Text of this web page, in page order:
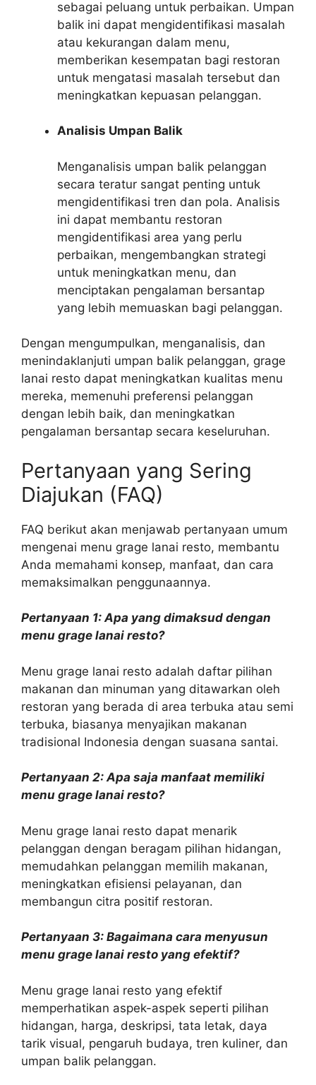
sebagai peluang untuk perbaikan. Umpan
balik ini dapat mengidentifikasi masalah
atau kekurangan dalam menu,
memberikan kesempatan bagi restoran
untuk mengatasi masalah tersebut dan
meningkatkan kepuasan pelanggan.
Analisis Umpan Balik
Menganalisis umpan balik pelanggan
secara teratur sangat penting untuk
mengidentifikasi tren dan pola. Analisis
ini dapat membantu restoran
mengidentifikasi area yang perlu
perbaikan, mengembangkan strategi
untuk meningkatkan menu, dan
menciptakan pengalaman bersantap
yang lebih memuaskan bagi pelanggan.
Dengan mengumpulkan, menganalisis, dan
menindaklanjuti umpan balik pelanggan, grage
lanai resto dapat meningkatkan kualitas menu
mereka, memenuhi preferensi pelanggan
dengan lebih baik, dan meningkatkan
pengalaman bersantap secara keseluruhan.
Pertanyaan yang Sering
Diajukan (FAQ)
FAQ berikut akan menjawab pertanyaan umum
mengenai menu grage lanai resto, membantu
Anda memahami konsep, manfaat, dan cara
memaksimalkan penggunaannya.
Pertanyaan 1: Apa yang dimaksud dengan
menu grage lanai resto?
Menu grage lanai resto adalah daftar pilihan
makanan dan minuman yang ditawarkan oleh
restoran yang berada di area terbuka atau semi
terbuka, biasanya menyajikan makanan
tradisional Indonesia dengan suasana santai.
Pertanyaan 2: Apa saja manfaat memiliki
menu grage lanai resto?
Menu grage lanai resto dapat menarik
pelanggan dengan beragam pilihan hidangan,
memudahkan pelanggan memilih makanan,
meningkatkan efisiensi pelayanan, dan
membangun citra positif restoran.
Pertanyaan 3: Bagaimana cara menyusun
menu grage lanai resto yang efektif?
Menu grage lanai resto yang efektif
memperhatikan aspek-aspek seperti pilihan
hidangan, harga, deskripsi, tata letak, daya
tarik visual, pengaruh budaya, tren kuliner, dan
umpan balik pelanggan.